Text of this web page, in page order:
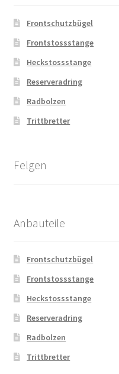
Frontschutzbügel
Frontstossstange
Heckstossstange
Reserveradring
Radbolzen
Trittbretter
Felgen
Anbauteile
Frontschutzbügel
Frontstossstange
Heckstossstange
Reserveradring
Radbolzen
Trittbretter